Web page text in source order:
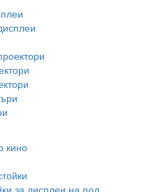
кино
за дисплеи на под